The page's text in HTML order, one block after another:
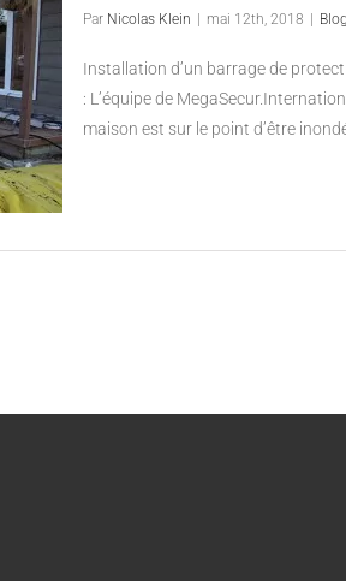
Par Nicolas Klein mai 12th, 2018 Blog
Installation d’un barrage de
: L’équipe de
maison est sur le point d’être